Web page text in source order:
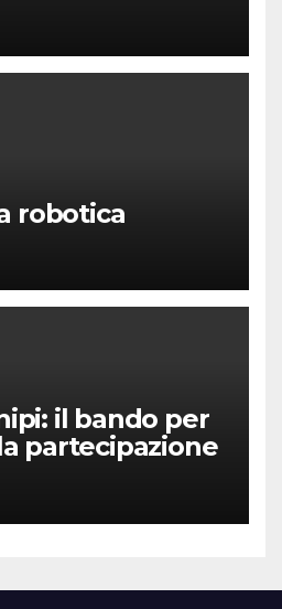
robotica
il bando per
partecipazione
Grant